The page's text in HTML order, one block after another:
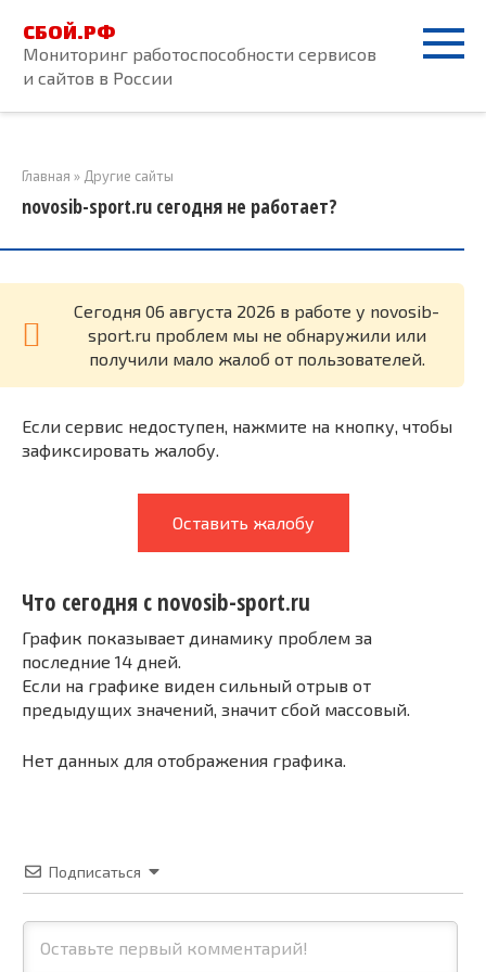
контенту
СБОЙ.РФ
Мониторинг работоспособности сервисов
и сайтов в России
Главная » Другие сайты
novosib-sport.ru сегодня не работает?
Cегодня 06 августа 2026 в работе у novosib-
sport.ru проблем мы не обнаружили или
получили мало жалоб от пользователей.
Если сервис недоступен, нажмите на кнопку, чтобы
зафиксировать жалобу.
Оставить жалобу
Что сегодня с novosib-sport.ru
График показывает динамику проблем за
последние 14 дней.
Если на графике виден сильный отрыв от
предыдущих значений, значит сбой массовый.
Нет данных для отображения графика.
Подписаться